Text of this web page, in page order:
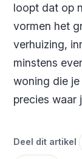
loopt dat op
vormen het
verhuizing,
minstens
woning die
precies waar
Deel dit artikel